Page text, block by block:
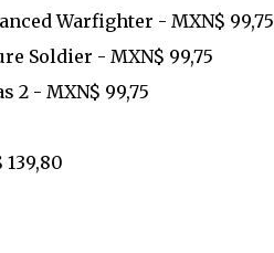
Warfighter - MXN$ 99,75
Soldier - MXN$ 99,75
2 - MXN$ 99,75